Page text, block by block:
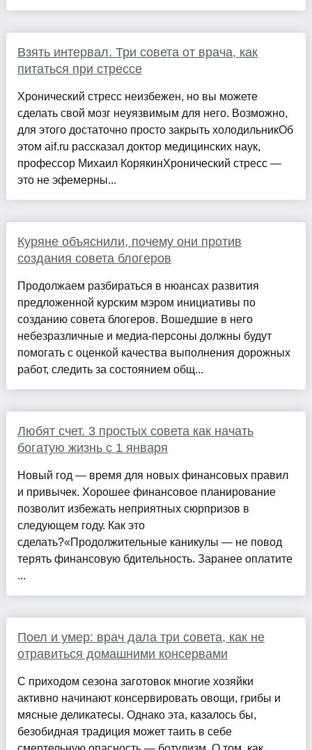
Взять интервал. Три совета от врача, как
питаться при стрессе
Хронический стресс неизбежен, но вы можете
сделать свой мозг неуязвимым для него. Возможно,
для этого достаточно просто закрыть холодильникОб
этом aif.ru рассказал доктор медицинских наук,
профессор Михаил КорякинХронический стресс —
это не эфемерны...
Куряне объяснили, почему они против
создания совета блогеров
Продолжаем разбираться в нюансах развития
предложенной курским мэром инициативы по
созданию совета блогеров. Вошедшие в него
небезразличные и медиа-персоны должны будут
помогать с оценкой качества выполнения дорожных
работ, следить за состоянием общ...
Любят счет. 3 простых совета как начать
богатую жизнь с 1 января
Новый год — время для новых финансовых правил
и привычек. Хорошее финансовое планирование
позволит избежать неприятных сюрпризов в
следующем году. Как это
сделать?«Продолжительные каникулы — не повод
терять финансовую бдительность. Заранее оплатите
...
Поел и умер: врач дала три совета, как не
отравиться домашними консервами
С приходом сезона заготовок многие хозяйки
активно начинают консервировать овощи, грибы и
мясные деликатесы. Однако эта, казалось бы,
безобидная традиция может таить в себе